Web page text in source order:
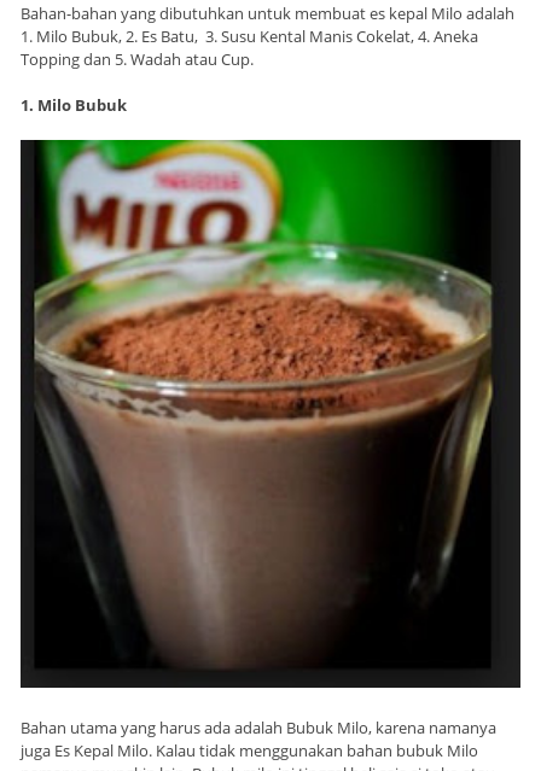
Bahan-bahan yang dibutuhkan untuk membuat es kepal Milo adalah
1. Milo Bubuk, 2. Es Batu, 3. Susu Kental Manis Cokelat, 4. Aneka
Topping dan 5. Wadah atau Cup.
1. Milo Bubuk
Bahan utama yang harus ada adalah Bubuk Milo, karena namanya
juga Es Kepal Milo. Kalau tidak menggunakan bahan bubuk Milo